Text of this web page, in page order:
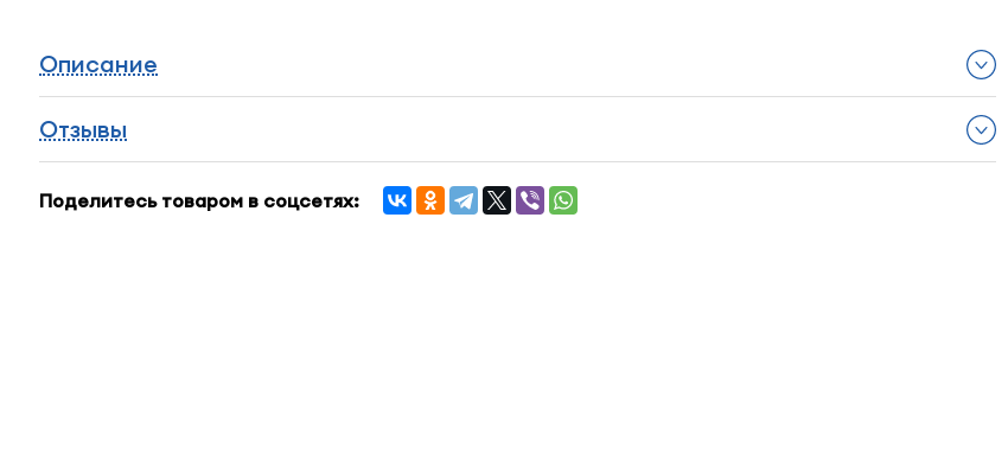
Описание
Отзывы
Поделитесь товаром в соцсетях: